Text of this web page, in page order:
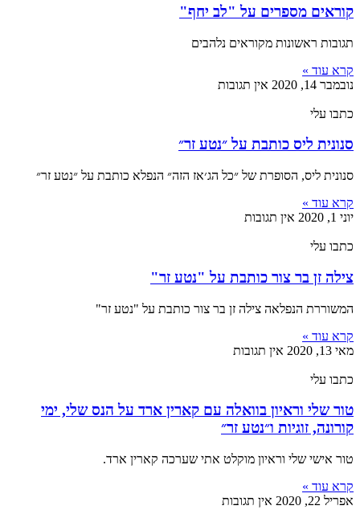
קוראים מספרים על "לב יחף"
תגובות ראשונות מקוראים נלהבים
קרא עוד »
נובמבר 14, 2020
אין תגובות
כתבו עלי
סנונית ליס כותבת על ״נטע זר״
סנונית ליס, הסופרת של ״כל הג׳אז הזה״ הנפלא כותבת על ״נטע זר״
קרא עוד »
יוני 1, 2020
אין תגובות
כתבו עלי
צילה זן בר צור כותבת על "נטע זר"
המשוררת הנפלאה צילה זן בר צור כותבת על "נטע זר"
קרא עוד »
מאי 13, 2020
אין תגובות
כתבו עלי
טור שלי וראיון בוואלה עם קארין ארד על הנס שלי, ימי
קורונה, זוגיות ו״נטע זר״
טור אישי שלי וראיון מוקלט אתי שערכה קארין ארד.
קרא עוד »
אפריל 22, 2020
אין תגובות